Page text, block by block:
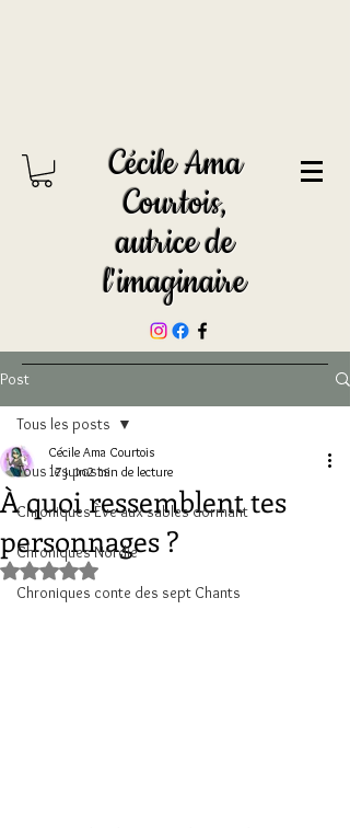
Cécile Ama
Courtois,
autrice de
l'imaginaire
Post
Tous les posts
Chroniques Ève aux sables dormant
Chroniques Nordie
Chroniques conte des sept Chants
Tous les posts
À quoi ressemblent tes
personnages ?
Cécile Ama Courtois
17 juin2 min de lecture
Noté NaN étoiles sur 5.